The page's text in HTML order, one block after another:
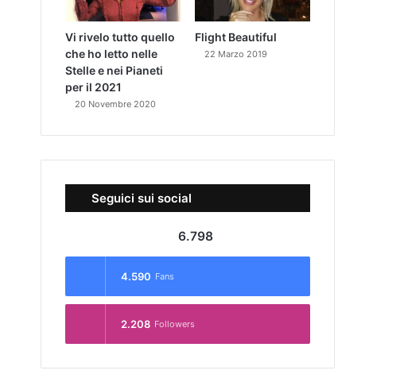
Vi rivelo tutto quello
che ho letto nelle
Stelle e nei Pianeti
per il 2021
20 Novembre 2020
Flight Beautiful
22 Marzo 2019
Seguici sui social
6.798
4.590 Fans
2.208 Followers